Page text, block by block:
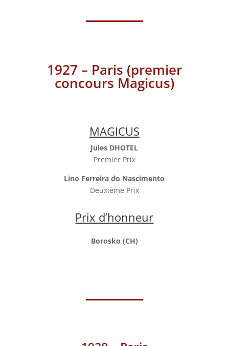
1927 – Paris (premier
concours Magicus)
MAGICUS
Jules DHOTEL
Premier Prix
Lino Ferreira do Nascimento
Deuxième Prix
Prix d’honneur
Borosko (CH)